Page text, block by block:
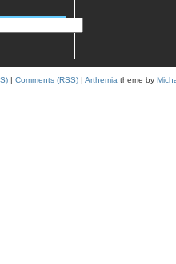
| Comments (RSS) | Arthemia theme by